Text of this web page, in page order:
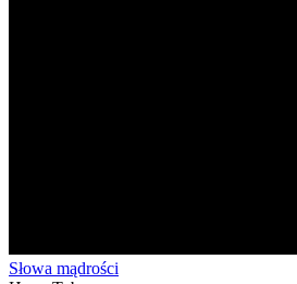
Słowa mądrości